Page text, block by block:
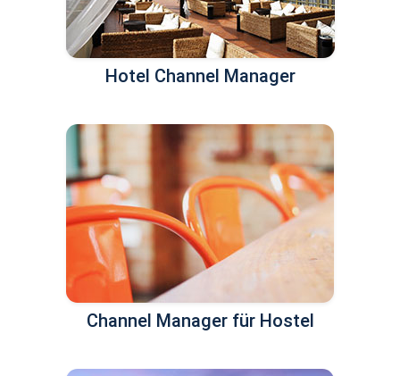
Hotel Channel Manager
Channel Manager für Hostel